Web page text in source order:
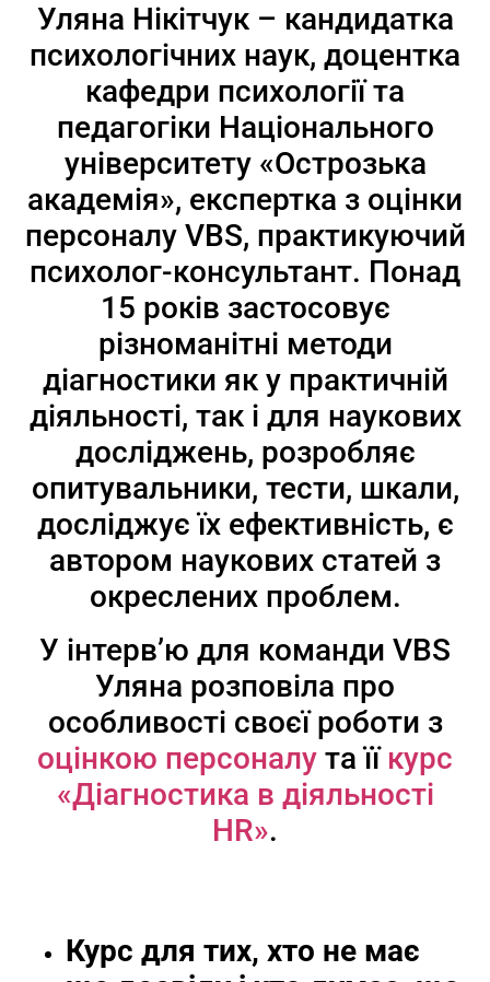
Уляна Нікітчук – кандидатка
психологічних наук, доцентка
кафедри психології та
педагогіки Національного
університету «Острозька
академія», експертка з оцінки
персоналу VBS, практикуючий
психолог-консультант. Понад
15 років застосовує
різноманітні методи
діагностики як у практичній
діяльності, так і для наукових
досліджень, розробляє
опитувальники, тести, шкали,
досліджує їх ефективність, є
автором наукових статей з
окреслених проблем.
У інтерв’ю для команди VBS
Уляна розповіла про
особливості своєї роботи з
оцінкою персоналу та її курс
«Діагностика в діяльності
HR».
Курс для тих, хто не має